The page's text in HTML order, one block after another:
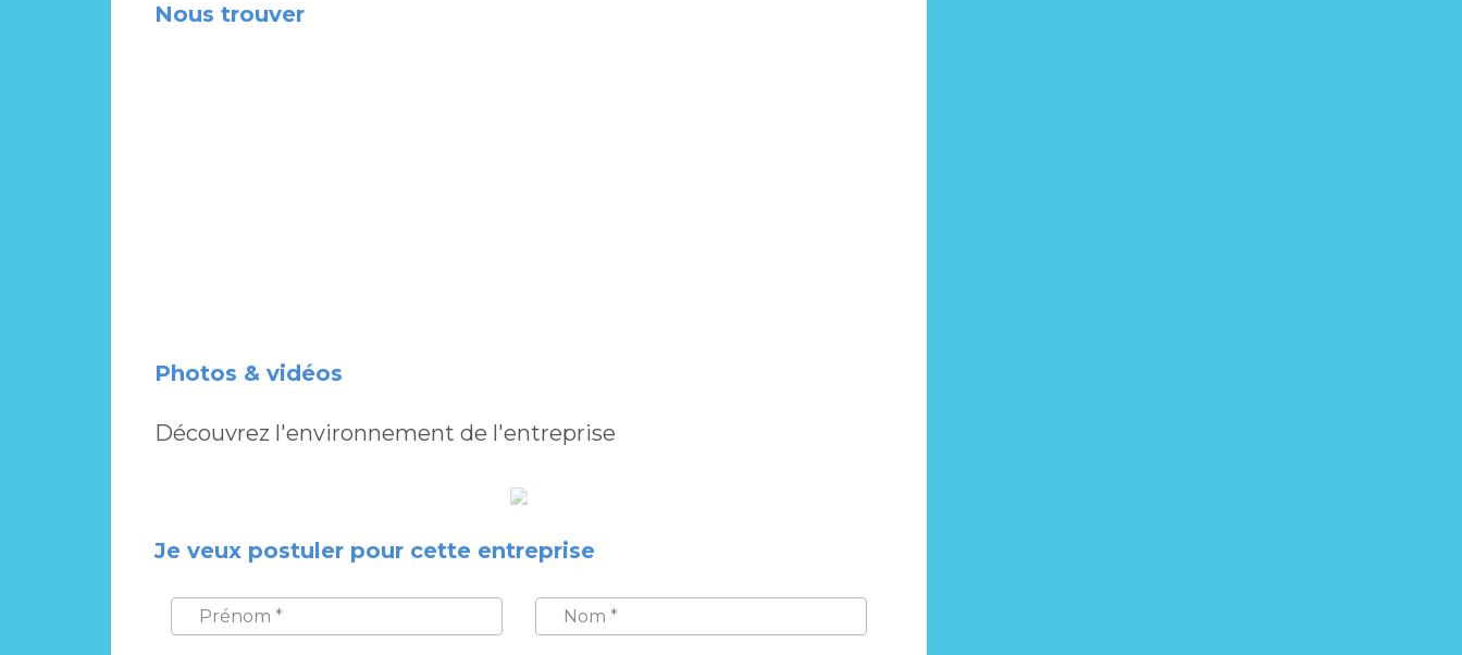
Nous trouver
Photos & vidéos
Découvrez l'environnement de l'entreprise
Je veux postuler pour cette entreprise
PRÉNOM
NOM